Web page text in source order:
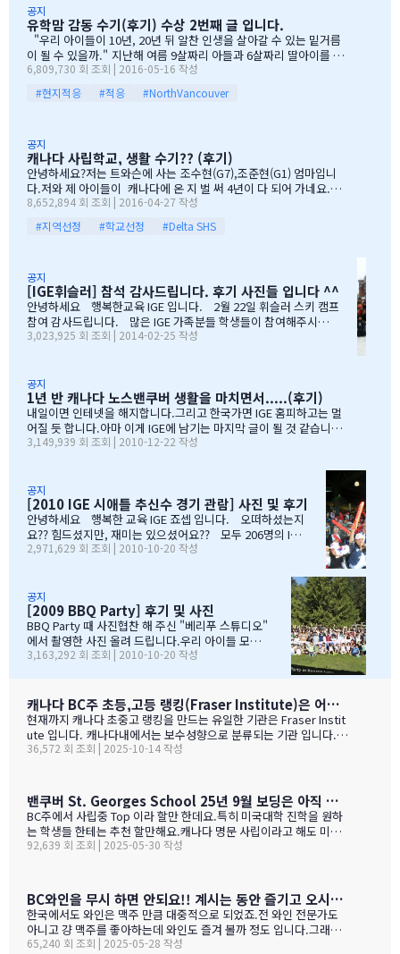
데 불편한거 없이 꼼꼼히 준비하시기 바라며, 내일이면 아마도 무
한의 카톡 및 연락이 오지않을까 생각이 …
전부터 차근 차근 준비하엿습니다. 많은 IGE 가족분들께서 참석해주
셧으며,(총114가족) 노스밴쿠버,랭리교육청 교육감님들께서도 참석
해주셧습니다. 11시30분부터 오픈닝을 시작하엿고, 12시부터 BBQ
파티 시작으로 START 하엿지요. 그 다음 자녀학생들을 위하여 보물
찻기 그리고 Q & A 를 시작으로 학부모님들께 답을 마추신 분들께 선
물을 증정하는 즐거운 시간을 가져습니다. 매년 여름마다 BBQ 파티
를 진행하면서 시간이 정말 빨리 가는구나 생각이 듭니다. 맨처음…
공지
유학맘 감동 수기(후기) 수상 2번째 글 입니다.
"우리 아이들이 10년, 20년 뒤 알찬 인생을 살아갈 수 있는 밑거름
이 될 수 있을까." 지난해 여름 9살짜리 아들과 6살짜리 딸아이를 데
리고 캐나다 밴쿠버로 조기유학을 떠날 결심을 했을 때, 매일밤 떠오
르는 고민이었습니다. 지난 10여년동안 부모님과 함께 삼대가 살아
왔기에 고민은 더욱 컸습니다. 가족이 떨어져 지내는 시간을 나이 드
遷之敎, 맹자의 어머니가 자식을 위해 세 번 이사했다는 뜻)는 못할
망정, 조금이라도 기회가 있을 때 망설이지 말라"는 말로 오히려 제
등을 떠미셨습니다. 경제적인 여건이 딱히 좋은 것도 아니었습니다.
유학비용도 평소 한국에서 들어가던 교육비에 생활비가 조금 더 들어
가는 수준으로 잡았습니다. 자린고비 정신으로 단단히 무장을 했지
요. 어찌보면 단순무식하게 "영어도 배우고 아이들이 살아…
6,809,730 회 조회 | 2016-05-16 작성
#현지적응
#적응 #NorthVancouver
공지
캐나다 사립학교, 생활 수기?? (후기)
안녕하세요?저는 트와슨에 사는 조수현(G7),조준현(G1) 엄마입니
다.저와 제 아이들이 캐나다에 온 지 벌 써 4년이 다 되어 가네요.이
렇게 오래 있게 된 이유는 단 하나 너무 좋아서 입니다.철새도래지 바
다도 가까이 있고 조용하고 제 아이들이 다니는 학교도 너무 좋습니
다.백인 비율도 높고요.ㅎㅎ제가 가장 만족도가 높았던 높게 생각 하
정말 대단합니다.발론티어로 돌아가는 것도 대단하고요. 큰아이가
처음 왔을 떼 G4 영어도 잘 못하고 힘들어 할 때 워낙 엉뚱한 놈이라
엉뚱한 짓을 할 때도 선생님께서 괜찮다고남자아이들은 그렇게 크는
거라고 말씀해주시고아이의 작은 장단점도 다 알고 계시고 장점도
크게 칭찬해주시고학년 마지막 주에는 저를 앉혀놓고 방학 캠프 리
8,652,894 회 조회 | 2016-04-27 작성
#지역선정
#학교선정 #Delta SHS
공지
[IGE휘슬러] 참석 감사드립니다. 후기 사진들 입니다 ^^
안녕하세요 행복한교육 IGE 입니다. 2월 22일 휘슬러 스키 캠프
참여 감사드립니다. 많은 IGE 가족분들 학생들이 참여해주시고,
빛내주셔서 감사드립니다. 안타깝게도 화창한 날씨여야하는데,
장님, 웨스트캐나다 보험 김정중부장님, 하나투어 지용구님, IGE S
CHOOL 부서에 김미정선생님, 박숙희 선생님 그리고 코퀴틀람 사
무실에 김의정팀장님, 김예경님 진심을 감사드립니다. 마지막으
로 요번 행사를 진행해주신 전준성 본부장님께 감사드리며, 이벤트
까지 준비해주신 본부장님 수고많으셨습니다. " 스키 이벤트" 꼭
들은 댓글로 남겨주시면, 카톡 혹은 메일로 보내드리겠습니다. 감
사합니다.…
3,023,925 회 조회 | 2014-02-25 작성
공지
1년 반 캐나다 노스밴쿠버 생활을 마치면서.....(후기)
내일이면 인테넷을 해지합니다.그리고 한국가면 IGE 홈피하고는 멀
어질 듯 합니다.아마 이게 IGE에 남기는 마지막 글이 될 것 같습니다
1년 반동안의 시간...저희 아이들에게 너무 소중한 시간이였습니다.
선택이였는데......추천 받은 세 군 데 중에서 선택한 IGE.....서비스
마인드가 확실하고 고객을 끝까지 책임질 줄 아는 회사였습니다.한
국 학생이 적은 웨스트 벤쿠버. 그리고 정 사장님이 추천해주신 caulf
eild.....최고의 선택이였습니다. 아이들은 지난 주 부터 계속 farew
ell party입니다.지난 주에 큰애는 6학년 남자 애들 모두 모여서 이번
에 떠나는 한국 아이 2명을 위한 피자파티에 참석하였고 이번 주는 6
학년 아이들끼리 노벤에 있는 레이저텍에서 번개 모임을 하고 놀다가
왔습니다.둘째는 친했던 친구들 집에 초대를 받아서 4명의 친구와 돌
아가면서 sleep over하느라 집에 들어오질 않습니…
3,149,939 회 조회 | 2010-12-22 작성
공지
[2010 IGE 시애틀 추신수 경기 관람] 사진 및 후기
안녕하세요 행복한 교육 IGE 죠셉 입니다. 오떠하셨는지
요?? 힘드셨지만, 재미는 있으셨어요?? 모두 206명의 IGE
가족분들이 참석하셨으며, 무사히 이벤트 마무리되었습니
습니다. 감사합니다...꾸벅!!! 이른 아침부터 준비하시고,
국경에서 장작 3시간동안 시간이 걸리셨고....오마이갓~!!!
그래두 미국땅은 밟아보았죠~~추신수도 보고~~야구경기도
보고~~~따뜻한 햇빛아래에서 시원한 맥주도....ㅋㅋㅋ ^^
아버님/어머님들의 여유스러운 모습에 저 또한 신나드라고
요~~~응원도 힘차게 하며...단지 추신수 선수가 뒷 돌아보지
않아서 아쉬웠지만...........( 쫌~~ 뒤를 돌아보고 손 한번 흔
떠나면 고생이죠??? ㅋㅋㅋㅋㅋㅋ …
2,971,629 회 조회 | 2010-10-20 작성
공지
[2009 BBQ Party] 후기 및 사진
BBQ Party 때 사진협찬 해 주신 "베리푸 스튜디오"
에서 촬영한 사진 올려 드립니다.우리 아이들 모
습 잘 찾아 보세요..혹시나 빠진 가족이 있더라도 용
3,163,292 회 조회 | 2010-10-20 작성
캐나다 BC주 초등,고등 랭킹(Fraser Institute)은 어떻게 만들어 지나 ?
현재까지 캐나다 초중고 랭킹을 만드는 유일한 기관은 Fraser Instit
ute 입니다. 캐나다내에서는 보수성향으로 분류되는 기관 입니다.
하여간일반적으로 학교 랭킹 하면 학교의 성적 그러니까 표준 시험결
고등학교의 경우 (9개 지표):평균 시험 점수 (Average exam mark)
졸업률 (Diploma completion rate)학생당 이수 과목 수 (Courses
taken per student)진급 지연율 (Delayed advancement rate)
시험 낙제율 (Percentage of exams failed)학교 vs 시험 점수 차
이 (School vs. exam mark difference) 7-9. 성별 격차 지표 3개
36,572 회 조회 | 2025-10-14 작성
밴쿠버 St. Georges School 25년 9월 보딩은 아직 자리가 있다고 하네요.
BC주에서 사립중 Top 이라 할만 한데요.특히 미국대학 진학을 원하
는 학생들 한테는 추천 할만해요.캐나다 명문 사립이라고 해도 미국
대학 진학은 그저그런 학교도 많거던요.이학교가 하여간 학비+보딩
ent TuitionCanadian Students$73,500American / Mexican / or
Non-Resident Canadian Students$84,000International Stude
nts$99,500
92,639 회 조회 | 2025-05-30 작성
BC와인을 무시 하면 안되요!! 계시는 동안 즐기고 오시기를 바랍니다. (밴쿠버에서 소주는 얼마?)
한국에서도 와인은 맥주 만큼 대중적으로 되었죠.전 와인 전문가도
아니고 걍 맥주를 좋아하는데 와인도 즐겨 볼까 정도 입니다.그래도
와인을 이것 저것 10년넘게 먹다 보니 캐나다, 미국 와인이 유럽산 대
65,240 회 조회 | 2025-05-28 작성